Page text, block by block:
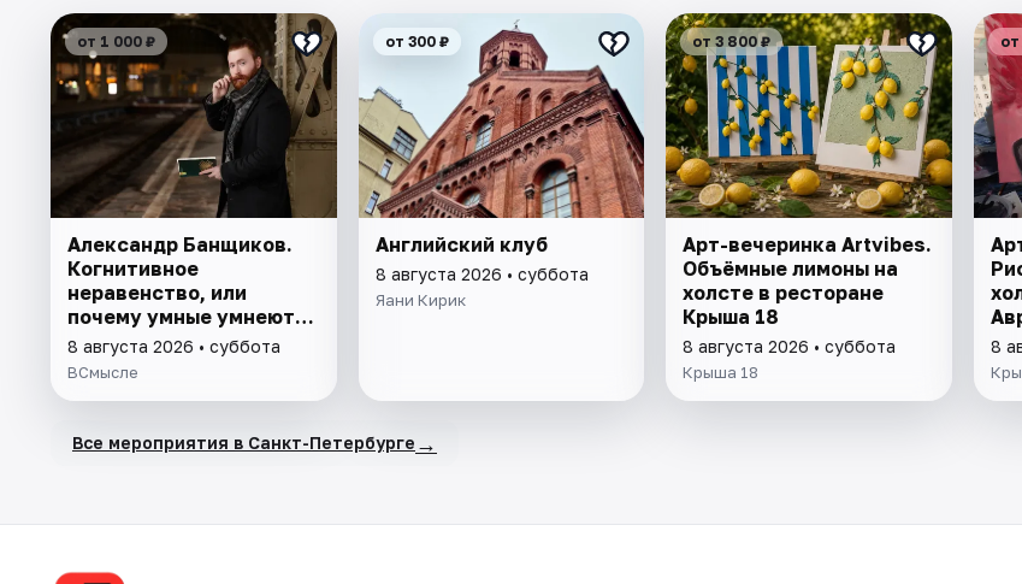
от 1 000 ₽
Александр Банщиков.
Когнитивное
неравенство, или
почему умные умнеют, а
глупые глупеют
8 августа 2026 • суббота
ВСмысле
от 300 ₽
Английский клуб
8 августа 2026 • суббота
Яани Кирик
от 3 800 ₽
Арт-вечеринка Artvibes.
Объёмные лимоны на
холсте в ресторане
Крыша 18
8 августа 2026 • суббота
Крыша 18
8
Все мероприятия в Санкт-Петербурге →